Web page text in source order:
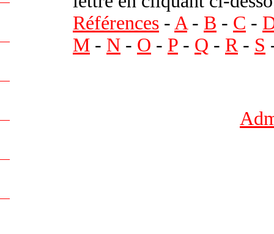
Références - A- B - C -
M - N - O - P - Q - R- S